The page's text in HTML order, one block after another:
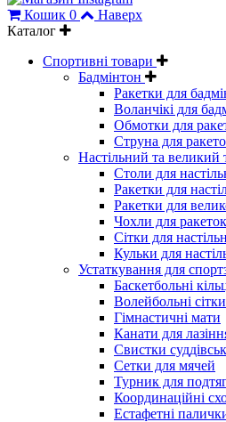
Кошик 0
Наверх
Каталог
Спортивні товари
Бадмінтон
Ракетки для
Воланчікі для
Обмотки для
Струна для
Настільний та великий
Столи для
Ракетки для
Ракетки для
Чохли для
Сітки для
Кульки для
Устаткування для
Баскетбольні
Волейбольні сітки
Гімнастичні мати
Канати для
Свистки
Сетки для мячей
Турник для
Координаційні
Естафетні